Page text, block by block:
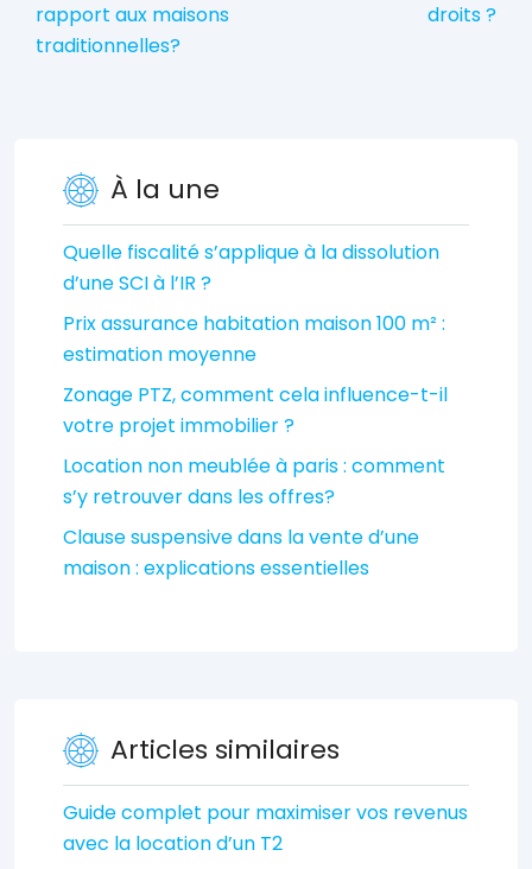
rapport aux maisons
traditionnelles?
droits ?
À la une
Quelle fiscalité s’applique à la dissolution
d’une SCI à l’IR ?
Prix assurance habitation maison 100 m² :
estimation moyenne
Zonage PTZ, comment cela influence-t-il
votre projet immobilier ?
Location non meublée à paris : comment
s’y retrouver dans les offres?
Clause suspensive dans la vente d’une
maison : explications essentielles
Articles similaires
Guide complet pour maximiser vos revenus
avec la location d’un T2